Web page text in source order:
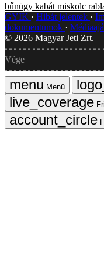
bűnügy kabát miskolc
GYIK
Hibát jelentek
dokumentumok
© 2026 Magyar Jeti Zrt.
Vége
Menü